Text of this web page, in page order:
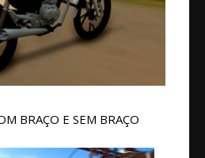
BRAÇO E SEM BRAÇO